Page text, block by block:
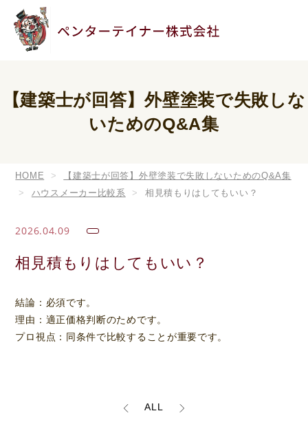
【建築士が回答】外壁塗装で失敗しな
いためのQ&A集
HOME
【建築士が回答】外壁塗装で失敗しないためのQ&A集
ハウスメーカー比較系
相見積もりはしてもいい？
2026.04.09
相見積もりはしてもいい？
結論：必須です。
理由：適正価格判断のためです。
プロ視点：同条件で比較することが重要です。
ALL